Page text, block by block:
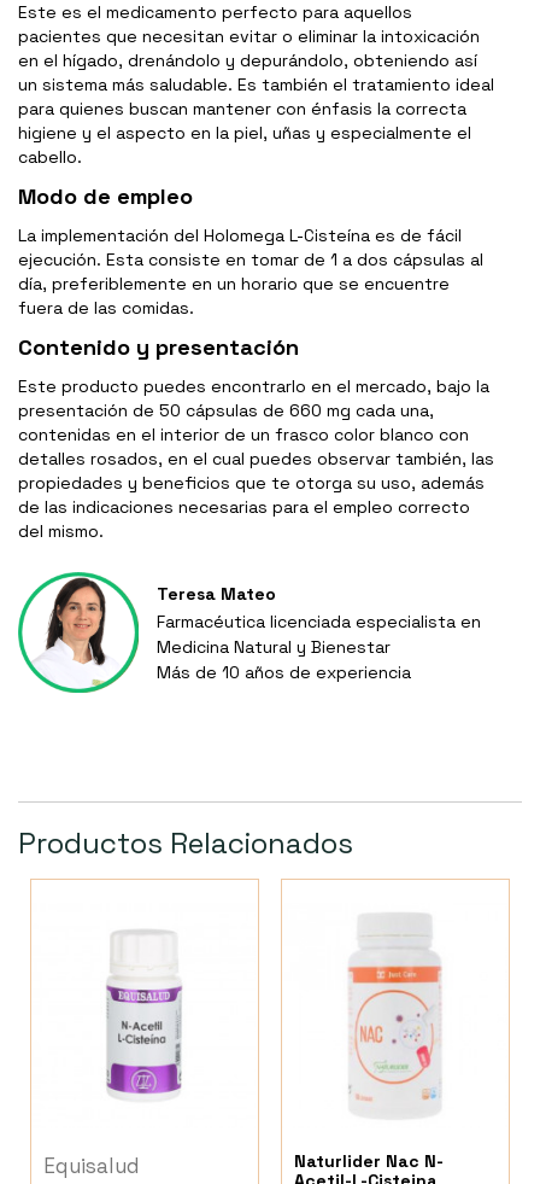
Este es el medicamento perfecto para aquellos
pacientes que necesitan evitar o eliminar la intoxicación
en el hígado, drenándolo y depurándolo, obteniendo así
un sistema más saludable. Es también el tratamiento ideal
para quienes buscan mantener con énfasis la correcta
higiene y el aspecto en la piel, uñas y especialmente el
cabello.
Modo de empleo
La implementación del Holomega L-Cisteína es de fácil
ejecución. Esta consiste en tomar de 1 a dos cápsulas al
día, preferiblemente en un horario que se encuentre
fuera de las comidas.
Contenido y presentación
Este producto puedes encontrarlo en el mercado, bajo la
presentación de 50 cápsulas de 660 mg cada una,
contenidas en el interior de un frasco color blanco con
detalles rosados, en el cual puedes observar también, las
propiedades y beneficios que te otorga su uso, además
de las indicaciones necesarias para el empleo correcto
del mismo.
Teresa Mateo
Farmacéutica licenciada especialista en
Medicina Natural y Bienestar
Más de 10 años de experiencia
Productos Relacionados
Equisalud
Naturlider Nac N-